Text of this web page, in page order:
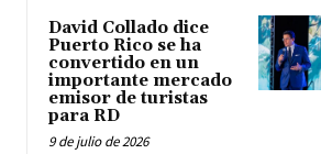
David Collado dice
Puerto Rico se ha
convertido en un
importante mercado
emisor de turistas
para RD
9 de julio de 2026